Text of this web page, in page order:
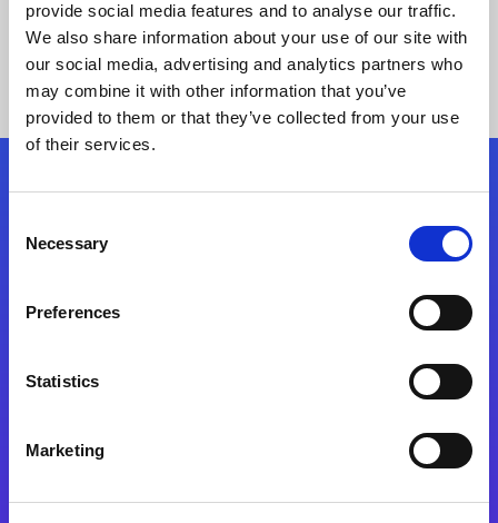
provide social media features and to analyse our traffic.
We also share information about your use of our site with
our social media, advertising and analytics partners who
may combine it with other information that you’ve
provided to them or that they’ve collected from your use
of their services.
Selection
Necessary
Preferences
Statistics
Marketing
Kövessen minket!